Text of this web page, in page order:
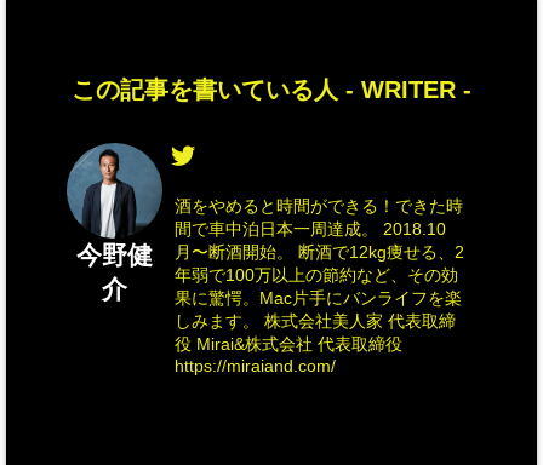
この記事を書いている人 - WRITER -
今野健
介
酒をやめると時間ができる！できた時
間で車中泊日本一周達成。 2018.10
月〜断酒開始。 断酒で12kg痩せる、2
年弱で100万以上の節約など、その効
果に驚愕。Mac片手にバンライフを楽
しみます。 株式会社美人家 代表取締
役 Mirai&株式会社 代表取締役
https://miraiand.com/